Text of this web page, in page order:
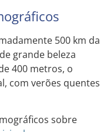
500 km da
grande beleza
400 metros, o
com verões quentes
sobre